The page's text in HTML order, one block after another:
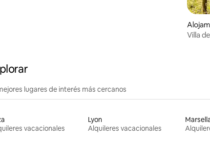
Villa
lugares de interés más cercanos
vacacionales
Lyon
Alquileres vacacionales